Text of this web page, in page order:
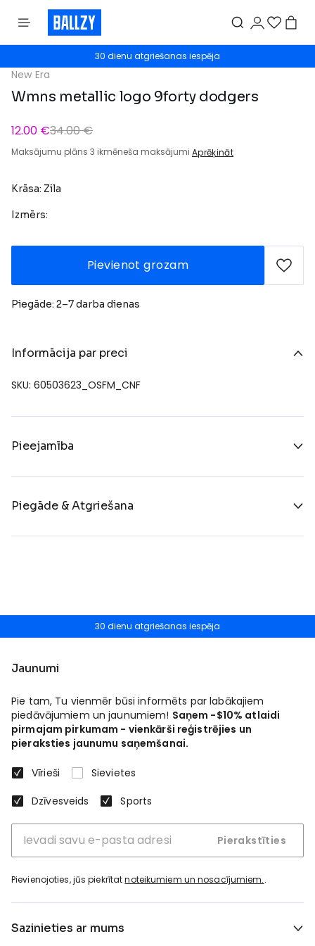
30 dienu atgriešanas iespēja
New Era
Wmns metallic logo 9forty dodgers
12.00 €34.00 €
Maksājumu plāns 3 ikmēneša maksājumi Aprēķināt
Krāsa: Zila
Izmērs:
Pievienot grozam
Piegāde: 2–7 darba dienas
Informācija par preci
SKU: 60503623_OSFM_CNF
Pieejamība
Piegāde & Atgriešana
30 dienu atgriešanas iespēja
Jaunumi
Pie tam, Tu vienmēr būsi informēts par labākajiem
piedāvājumiem un jaunumiem! Saņem -$10% atlaidi
pirmajam pirkumam - vienkārši reģistrējies un
pieraksties jaunumu saņemšanai.
Vīrieši
Sievietes
Dzīvesveids
Sports
Pierakstīties
Pievienojoties, jūs piekrītatnoteikumiem un nosacījumiem..
Sazinieties ar mums